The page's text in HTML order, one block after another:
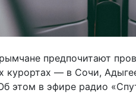
предпочитают
курортах — в Сочи,
этом в эфире радио